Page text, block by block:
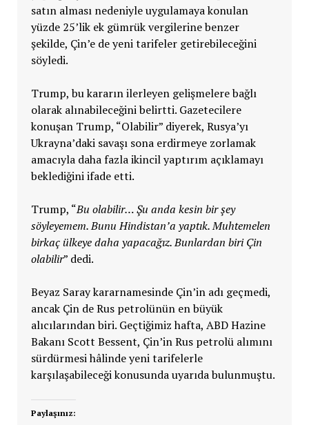
satın alması nedeniyle uygulamaya konulan
yüzde 25’lik ek gümrük vergilerine benzer
şekilde, Çin’e de yeni tarifeler getirebileceğini
söyledi.
Trump, bu kararın ilerleyen gelişmelere bağlı
olarak alınabileceğini belirtti. Gazetecilere
konuşan Trump, “Olabilir” diyerek, Rusya’yı
Ukrayna’daki savaşı sona erdirmeye zorlamak
amacıyla daha fazla ikincil yaptırım açıklamayı
beklediğini ifade etti.
Trump, “Bu olabilir… Şu anda kesin bir şey
söyleyemem. Bunu Hindistan’a yaptık. Muhtemelen
birkaç ülkeye daha yapacağız. Bunlardan biri Çin
olabilir” dedi.
Beyaz Saray kararnamesinde Çin’in adı geçmedi,
ancak Çin de Rus petrolünün en büyük
alıcılarından biri. Geçtiğimiz hafta, ABD Hazine
Bakanı Scott Bessent, Çin’in Rus petrolü alımını
sürdürmesi hâlinde yeni tarifelerle
karşılaşabileceği konusunda uyarıda bulunmuştu.
Paylaşınız: